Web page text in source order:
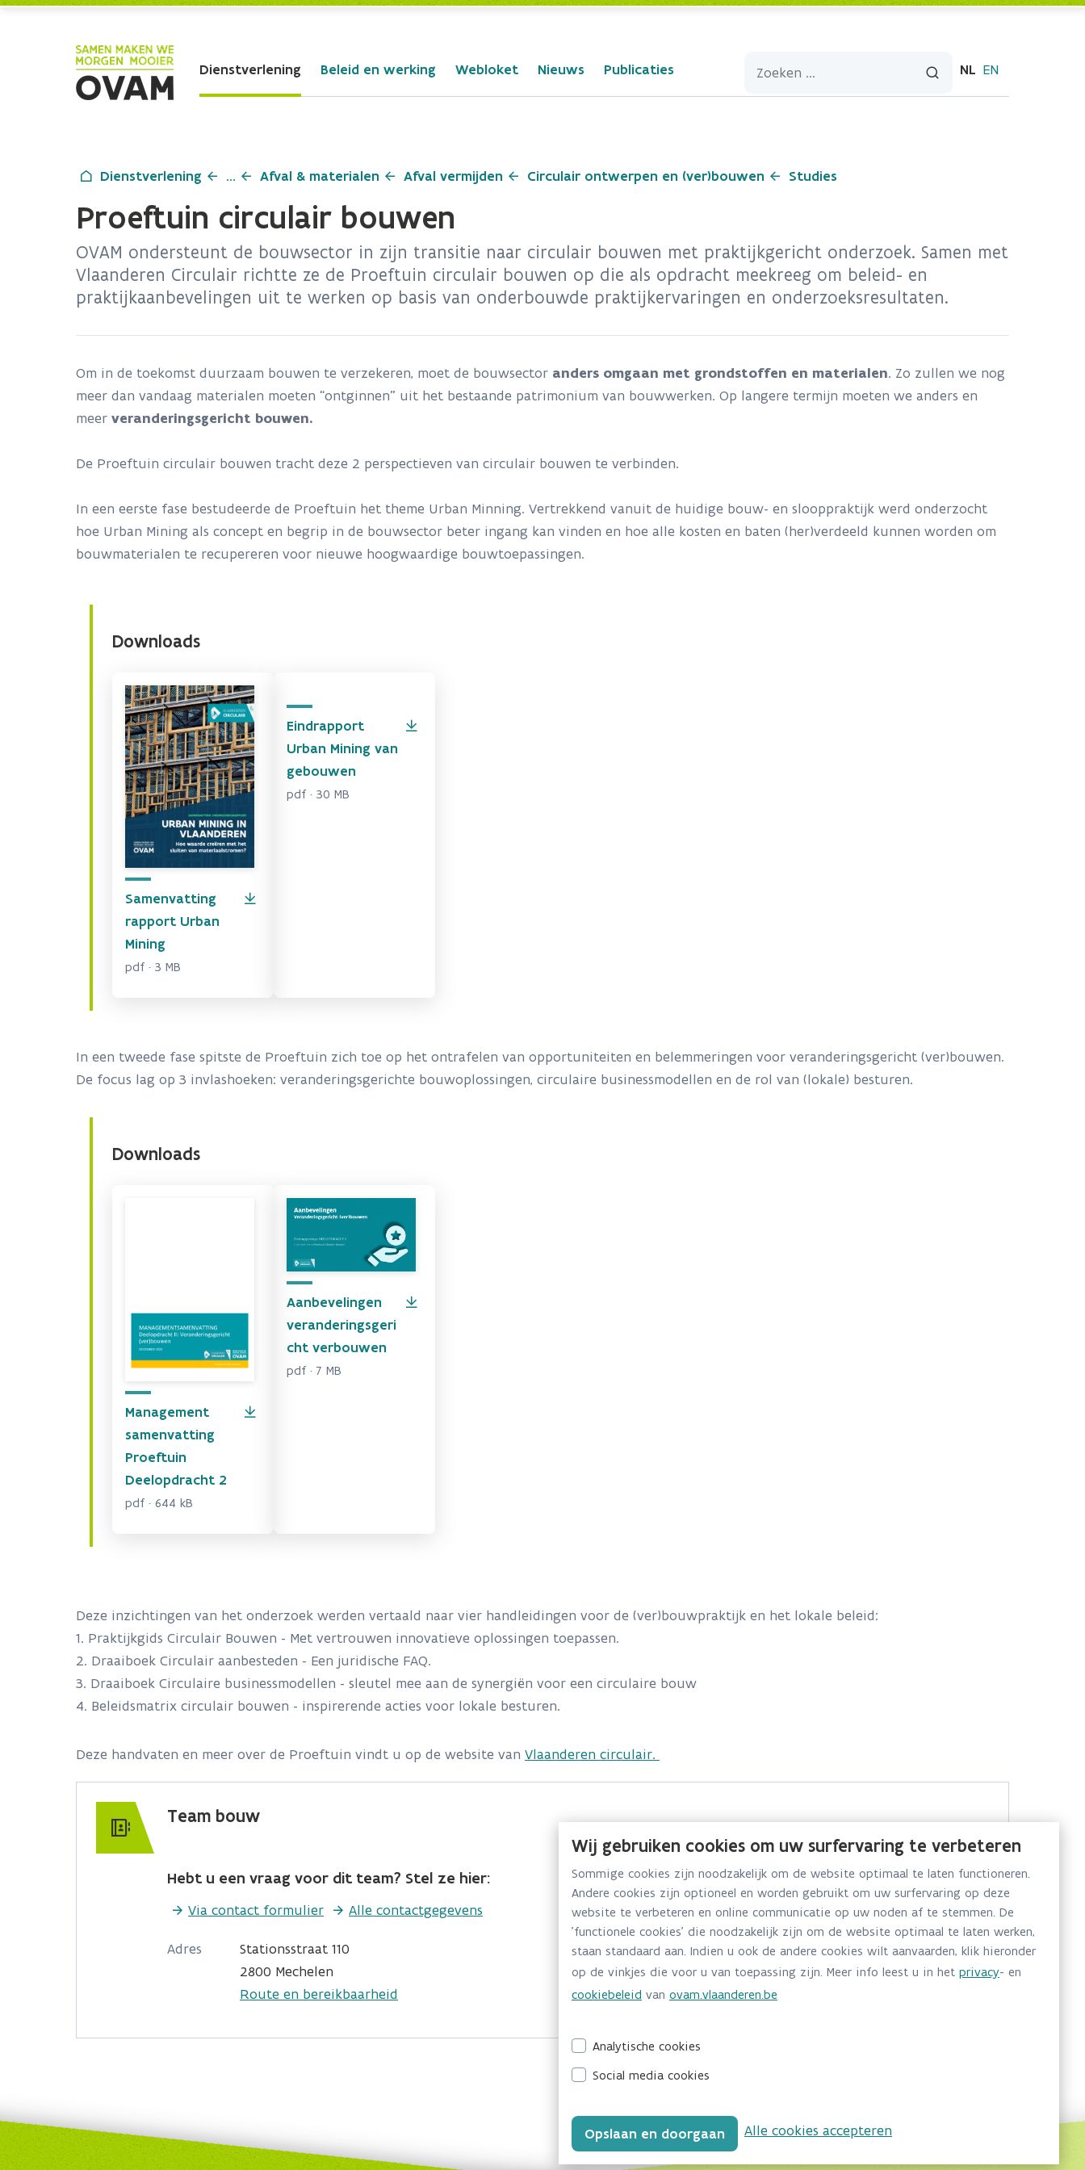
Dienstverlening Beleid en werking Webloket Nieuws Publicaties NL EN
Dienstverlening ... Afval & materialen Afval vermijden Circulair ontwerpen en (ver)bouwen Studies
Proeftuin circulair bouwen
OVAM ondersteunt de bouwsector in zijn transitie naar circulair bouwen met praktijkgericht onderzoek. Samen met
Vlaanderen Circulair richtte ze de Proeftuin circulair bouwen op die als opdracht meekreeg om beleid- en
praktijkaanbevelingen uit te werken op basis van onderbouwde praktijkervaringen en onderzoeksresultaten.
Om in de toekomst duurzaam bouwen te verzekeren, moet de bouwsector anders omgaan met grondstoffen en materialen. Zo zullen we nog
meer dan vandaag materialen moeten “ontginnen” uit het bestaande patrimonium van bouwwerken. Op langere termijn moeten we anders en
meer veranderingsgericht bouwen.
De Proeftuin circulair bouwen tracht deze 2 perspectieven van circulair bouwen te verbinden.
In een eerste fase bestudeerde de Proeftuin het theme Urban Minning. Vertrekkend vanuit de huidige bouw- en slooppraktijk werd onderzocht
hoe Urban Mining als concept en begrip in de bouwsector beter ingang kan vinden en hoe alle kosten en baten (her)verdeeld kunnen worden om
bouwmaterialen te recupereren voor nieuwe hoogwaardige bouwtoepassingen.
Downloads
Samenvatting
rapport Urban
Mining
pdf · 3 MB
Eindrapport
Urban Mining van
gebouwen
pdf · 30 MB
In een tweede fase spitste de Proeftuin zich toe op het ontrafelen van opportuniteiten en belemmeringen voor veranderingsgericht (ver)bouwen.
De focus lag op 3 invlashoeken: veranderingsgerichte bouwoplossingen, circulaire businessmodellen en de rol van (lokale) besturen.
Downloads
Management
samenvatting
Proeftuin
Deelopdracht 2
pdf · 644 kB
Aanbevelingen
veranderingsgeri
cht verbouwen
pdf · 7 MB
Deze inzichtingen van het onderzoek werden vertaald naar vier handleidingen voor de (ver)bouwpraktijk en het lokale beleid:
1. Praktijkgids Circulair Bouwen - Met vertrouwen innovatieve oplossingen toepassen.
2. Draaiboek Circulair aanbesteden - Een juridische FAQ.
3. Draaiboek Circulaire businessmodellen - sleutel mee aan de synergiën voor een circulaire bouw
4. Beleidsmatrix circulair bouwen - inspirerende acties voor lokale besturen.
Deze handvaten en meer over de Proeftuin vindt u op de website van Vlaanderen circulair.
Team bouw
Hebt u een vraag voor dit team? Stel ze hier:
Via contact formulier Alle contactgegevens
Adres
Stationsstraat 110
2800 Mechelen
Route en bereikbaarheid
Wij gebruiken cookies om uw surfervaring te verbeteren
Sommige cookies zijn noodzakelijk om de website optimaal te laten functioneren.
Andere cookies zijn optioneel en worden gebruikt om uw surfervaring op deze
website te verbeteren en online communicatie op uw noden af te stemmen. De
'functionele cookies' die noodzakelijk zijn om de website optimaal te laten werken,
staan standaard aan. Indien u ook de andere cookies wilt aanvaarden, klik hieronder
op de vinkjes die voor u van toepassing zijn. Meer info leest u in het privacy- en
cookiebeleid van ovam.vlaanderen.be
Analytische cookies
Social media cookies
Opslaan en doorgaan Alle cookies accepteren